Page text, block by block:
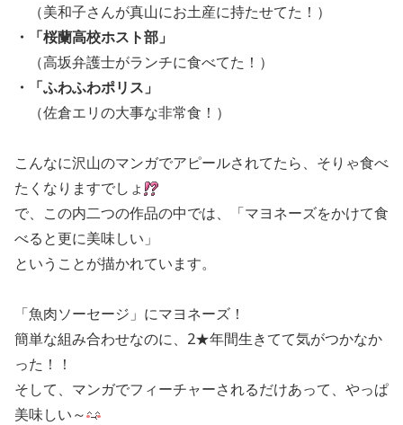
（美和子さんが真山にお土産に持たせてた！）
・「桜蘭高校ホスト部」
（高坂弁護士がランチに食べてた！）
・「ふわふわポリス」
（佐倉エリの大事な非常食！）
こんなに沢山のマンガでアピールされてたら、そりゃ食べ
たくなりますでしょ
で、この内二つの作品の中では、「マヨネーズをかけて食
べると更に美味しい」
ということが描かれています。
「魚肉ソーセージ」にマヨネーズ！
簡単な組み合わせなのに、2★年間生きてて気がつかなか
った！！
そして、マンガでフィーチャーされるだけあって、やっぱ
美味しい～